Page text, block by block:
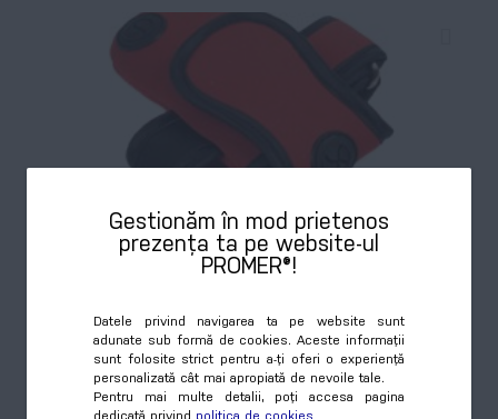
Gestionăm în mod prietenos
prezența ta pe website-ul
PROMER®!
Datele privind navigarea ta pe website sunt
adunate sub formă de cookies. Aceste informații
sunt folosite strict pentru a-ți oferi o experiență
personalizată cât mai apropiată de nevoile tale.
Pentru mai multe detalii, poți accesa pagina
dedicată privind politica de cookies
Sundi, suport telefon mobil, roșu
AP761104-05
Culori disponibile:3